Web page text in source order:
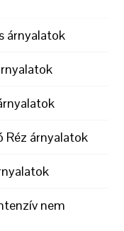
árnyalatok
Réz árnyalatok
nem